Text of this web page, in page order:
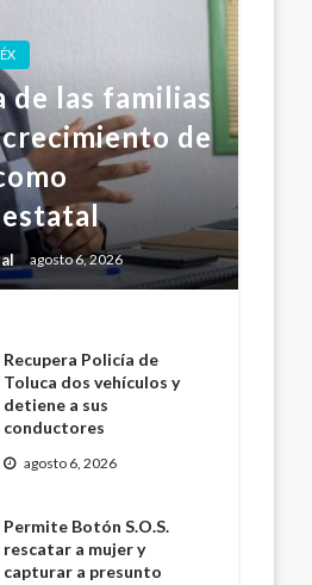
de las familias
de
agosto 6, 2026
Recupera Policía de
Toluca dos vehículos y
detiene a sus
conductores
agosto 6, 2026
Permite Botón S.O.S.
rescatar a mujer y
capturar a presunto